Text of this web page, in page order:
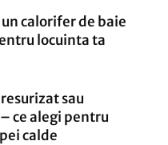
un calorifer de baie
locuinta ta
sau
ce alegi pentru
calde